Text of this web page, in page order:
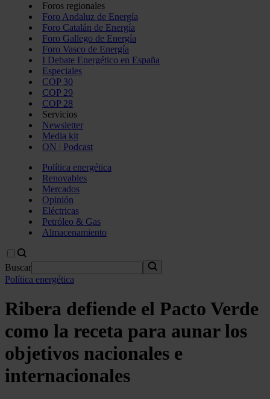
Foros regionales
Foro Andaluz de Energía
Foro Catalán de Energía
Foro Gallego de Energía
Foro Vasco de Energía
I Debate Energético en España
Especiales
COP 30
COP 29
COP 28
Servicios
Newsletter
Media kit
ON | Podcast
Política energética
Renovables
Mercados
Opinión
Eléctricas
Petróleo & Gas
Almacenamiento
Buscar
Política energética
Ribera defiende el Pacto Verde
como la receta para aunar los
objetivos nacionales e
internacionales